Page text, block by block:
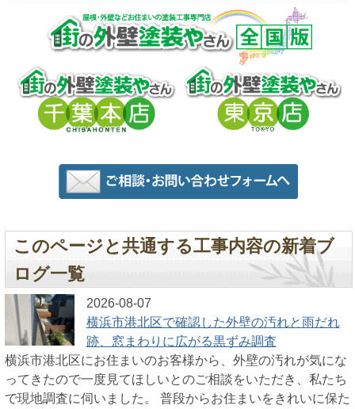
このページと共通する工事内容の新着ブ
ログ一覧
2026-08-07
横浜市港北区で確認した外壁の汚れと雨だれ
跡、窓まわりに広がる黒ずみ調査
横浜市港北区にお住まいのお客様から、外壁の汚れが気にな
ってきたので一度見てほしいとのご相談をいただき、私たち
で現地調査に伺いました。 普段からお住まいをきれいに保た